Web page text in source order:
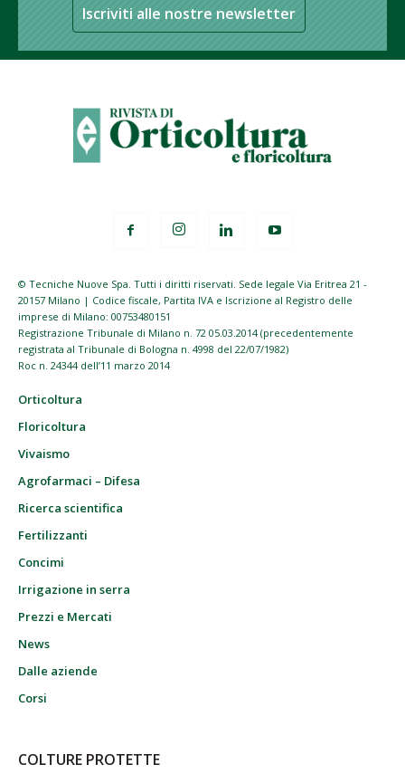
Iscriviti alle nostre newsletter
© Tecniche Nuove Spa. Tutti i diritti riservati. Sede legale Via Eritrea 21 -
20157 Milano | Codice fiscale, Partita IVA e Iscrizione al Registro delle
imprese di Milano: 00753480151
Registrazione Tribunale di Milano n. 72 05.03.2014 (precedentemente
registrata al Tribunale di Bologna n. 4998 del 22/07/1982)
Roc n. 24344 dell’11 marzo 2014
Orticoltura
Floricoltura
Vivaismo
Agrofarmaci – Difesa
Ricerca scientifica
Fertilizzanti
Concimi
Irrigazione in serra
Prezzi e Mercati
News
Dalle aziende
Corsi
COLTURE PROTETTE